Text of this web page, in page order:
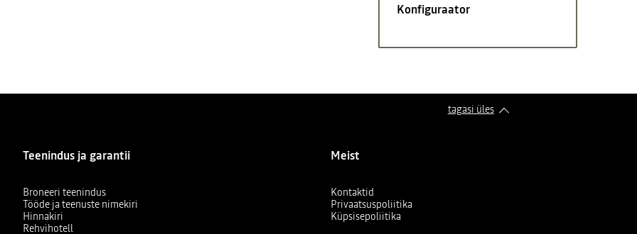
Konfiguraator
tagasi üles
Teenindus ja garantii
Broneeri teenindus
Tööde ja teenuste nimekiri
Hinnakiri
Rehvihotell
Meist
Kontaktid
Privaatsuspoliitika
Küpsisepoliitika